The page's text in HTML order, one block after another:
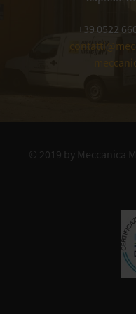
+39 0522
© 2019 by Meccanica